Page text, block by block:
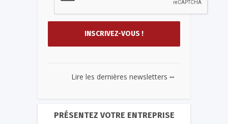
Lire les dernières newsletters ...
PRÉSENTEZ VOTRE ENTREPRISE